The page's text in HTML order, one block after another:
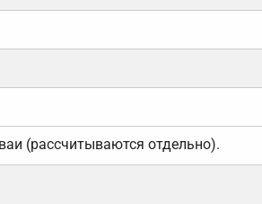
(рассчитываются отдельно).